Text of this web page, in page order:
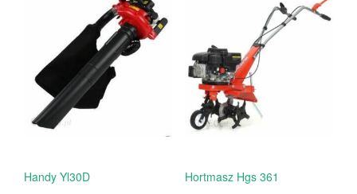
Handy Yl30D Hortmasz Hgs 361